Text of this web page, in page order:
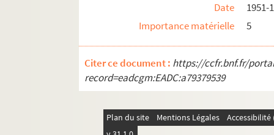
Date
1951-
Importance matérielle
5
Citer ce document : https://ccfr.bnf.fr/
record=eadcgm:EADC:a79379539
Plan du site Mentions Légales